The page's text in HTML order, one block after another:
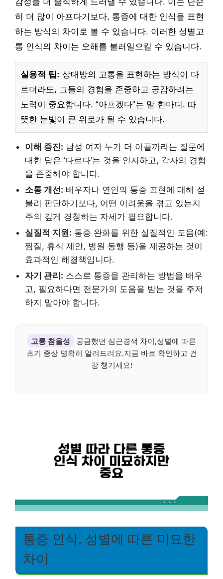
감정을 더 솔직하게 드러낼 수 있습니다. 이는 단순
히 더 많이 아프다기보다, 통증에 대한 인식을 표현
하는 방식의 차이로 볼 수 있습니다. 이러한 성별고
통 인식의 차이는 오해를 불러일으킬 수 있습니다.
실용적 팁: 상대방의 고통을 표현하는 방식이 다
르더라도, 그들의 경험을 존중하고 공감하려는
노력이 중요합니다. “아프겠다”는 말 한마디, 따
뜻한 눈빛이 큰 위로가 될 수 있습니다.
이해 증진: 남성 여자 누가 더 아플까라는 질문에
대한 답은 ‘다르다’는 것을 인지하고, 각자의 경험
을 존중해야 합니다.
소통 개선: 배우자나 연인의 통증 표현에 대해 섣
불리 판단하기보다, 어떤 어려움을 겪고 있는지
주의 깊게 경청하는 자세가 필요합니다.
실질적 지원: 통증 완화를 위한 실질적인 도움(예:
찜질, 휴식 제안, 병원 동행 등)을 제공하는 것이
효과적인 해결책입니다.
자기 관리: 스스로 통증을 관리하는 방법을 배우
고, 필요하다면 전문가의 도움을 받는 것을 주저
하지 말아야 합니다.
고통 참을성
궁금했던 심근경색 차이,성별에 따른
초기 증상 명확히 알려드려요.지금 바로 확인하고 건
강 챙기세요!
통증 인식, 성별에 따른 미묘한
차이